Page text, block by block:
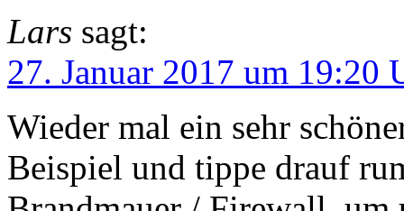
Lars sagt:
27. Januar 2017 um 19:20
Wieder mal ein sehr
Beispiel und tippe drauf